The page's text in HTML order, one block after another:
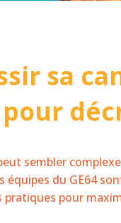
sa
pour
sembler
équipes du GE64
pratiques pour